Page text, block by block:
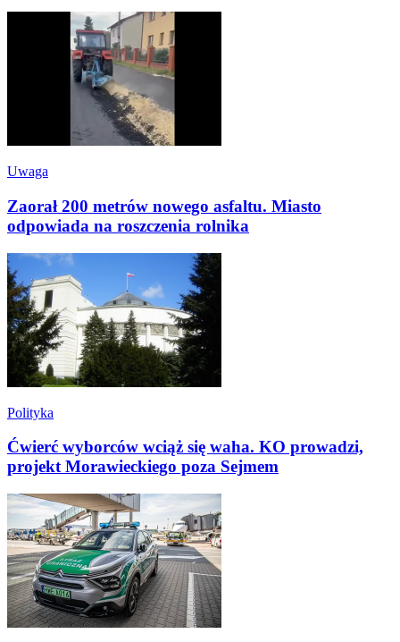
Uwaga
Zaorał 200 metrów nowego asfaltu. Miasto
odpowiada na roszczenia rolnika
Polityka
Ćwierć wyborców wciąż się waha. KO prowadzi,
projekt Morawieckiego poza Sejmem